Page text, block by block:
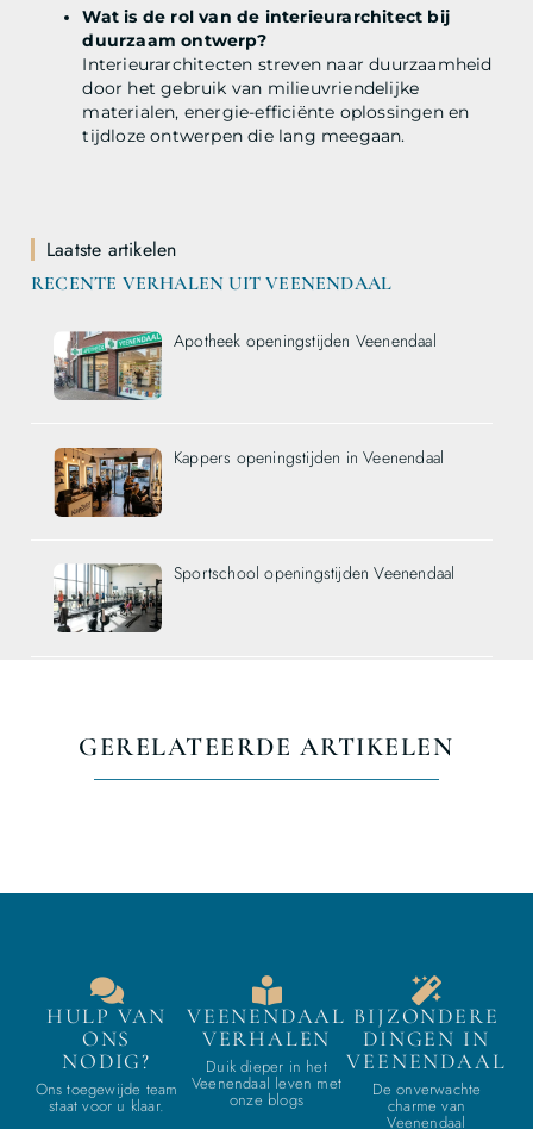
Wat is de rol van de interieurarchitect bij
duurzaam ontwerp?
Interieurarchitecten streven naar duurzaamheid
door het gebruik van milieuvriendelijke
materialen, energie-efficiënte oplossingen en
tijdloze ontwerpen die lang meegaan.
Laatste artikelen
RECENTE VERHALEN UIT VEENENDAAL
Apotheek openingstijden Veenendaal
Kappers openingstijden in Veenendaal
Sportschool openingstijden Veenendaal
GERELATEERDE ARTIKELEN
HULP VAN
ONS
NODIG?
Ons toegewijde team
staat voor u klaar.
VEENENDAAL
VERHALEN
Duik dieper in het
Veenendaal leven met
onze blogs
BIJZONDERE
DINGEN IN
VEENENDAAL
De onverwachte
charme van
Veenendaal